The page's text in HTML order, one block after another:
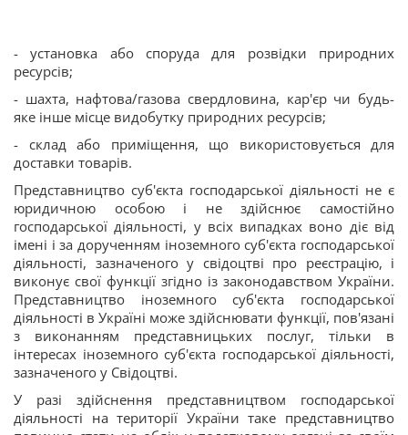
- установка або споруда для розвідки природних
ресурсів;
- шахта, нафтова/газова свердловина, кар'єр чи будь-
яке інше місце видобутку природних ресурсів;
- склад або приміщення, що використовується для
доставки товарів.
Представництво суб'єкта господарської діяльності не є
юридичною особою і не здійснює самостійно
господарської діяльності, у всіх випадках воно діє від
імені і за дорученням іноземного суб'єкта господарської
діяльності, зазначеного у свідоцтві про реєстрацію, і
виконує свої функції згідно із законодавством України.
Представництво іноземного суб'єкта господарської
діяльності в Україні може здійснювати функції, пов'язані
з виконанням представницьких послуг, тільки в
інтересах іноземного суб'єкта господарської діяльності,
зазначеного у Свідоцтві.
У разі здійснення представництвом господарської
діяльності на території України таке представництво